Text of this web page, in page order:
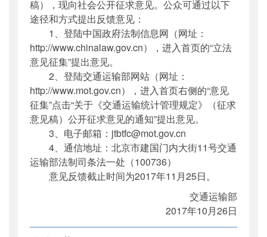
稿），现向社会公开征求意见。公众可通过以下
途径和方式提出反馈意见：
1、登陆中国政府法制信息网（网址：
http://www.chinalaw.gov.cn），进入首页的“立法
意见征集”提出意见。
2、登陆交通运输部网站（网址：
http://www.mot.gov.cn），进入首页右侧的“意见
征集”点击“关于《交通运输统计管理规定》（征求
意见稿）公开征求意见的通知”提出意见。
3、电子邮箱：jtbtfc@mot.gov.cn
4、通信地址：北京市建国门内大街11号交通
运输部法制司条法一处（100736）
意见反馈截止时间为2017年11月25日。
交通运输部
2017年10月26日